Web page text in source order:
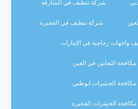
شركة تنظيف في الشارقة
شركة تنظيف في الفجيرة
واجهات زجاجية في الإمارات
الثعابين في العين
الحشرات ابوظبي
الحشرات الفجيرة